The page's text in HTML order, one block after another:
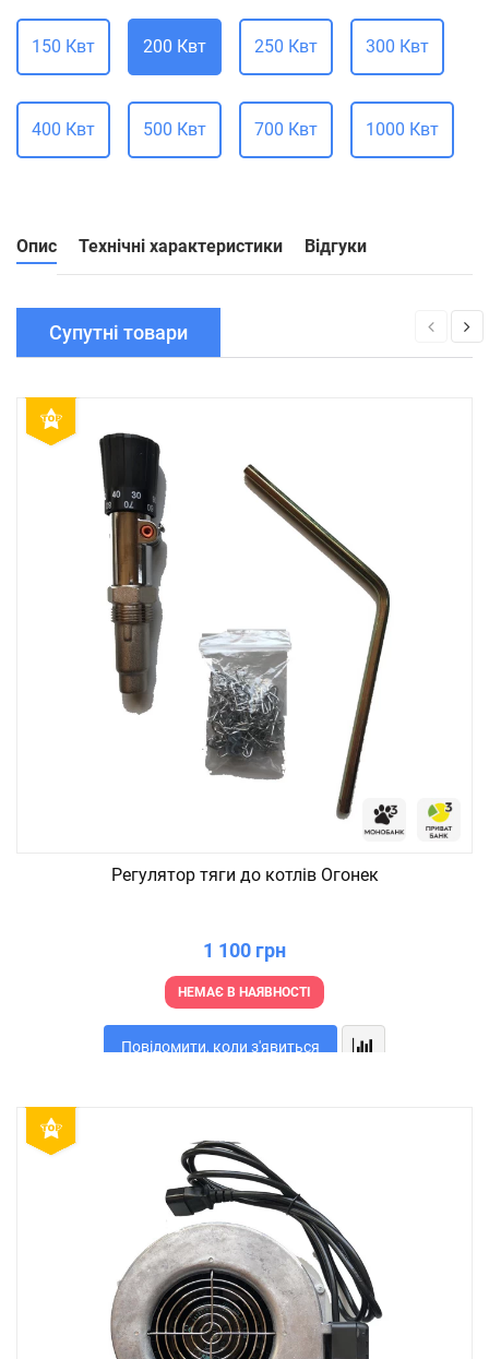
150 Квт 200 Квт 250 Квт 300 Квт
400 Квт 500 Квт 700 Квт 1000 Квт
Опис Технічні характеристики Відгуки
Супутні товари
Регулятор тяги до котлів Огонек
1 100 грн
НЕМАЄ В НАЯВНОСТІ
Повідомити, коли з'явиться